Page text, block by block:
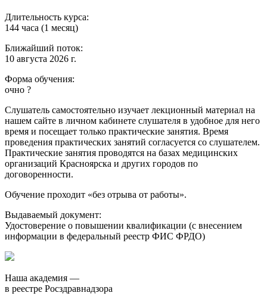
Длительность курса:
144 часа (1 месяц)
Ближайший поток:
10 августа 2026 г.
Форма обучения:
очно ?
Слушатель самостоятельно изучает лекционный материал на
нашем сайте в личном кабинете слушателя в удобное для него
время и посещает только практические занятия. Время
проведения практических занятий согласуется со слушателем.
Практические занятия проводятся на базах медицинских
организаций Красноярска и других городов по
договоренности.
Обучение проходит «без отрыва от работы».
Выдаваемый документ:
Удостоверение о повышении квалификации (с внесением
информации в федеральный реестр ФИС ФРДО)
Наша академия —
в реестре Росздравнадзора